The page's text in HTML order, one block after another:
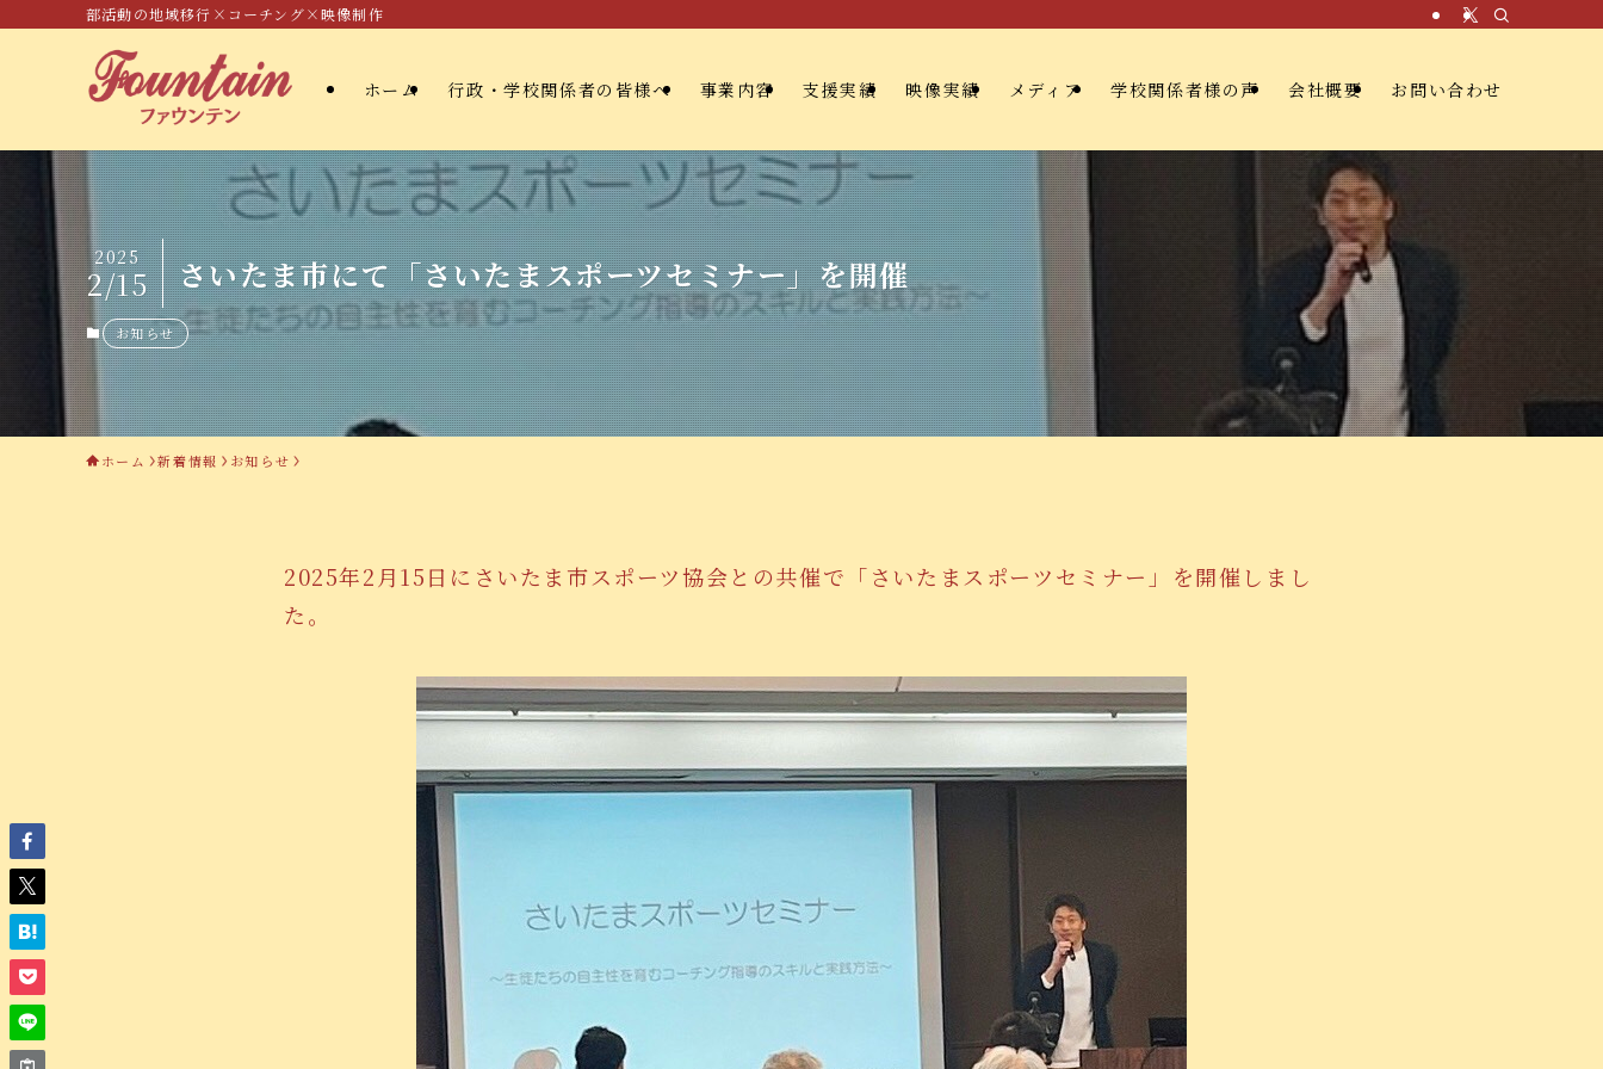
部活動の地域移行×コーチング×映像制作
ホーム 行政・学校関係者の皆様へ 事業内容 支援実績 映像実績 メディア 学校関係者様の声 会社概要 お問い合わせ
さいたま市にて「さいたまスポーツセミナー」を開催
2025
2/15
お知らせ
ホーム 新着情報 お知らせ
2025年2月15日にさいたま市スポーツ協会との共催で「さいたまスポーツセミナー」を開催しまし
た。